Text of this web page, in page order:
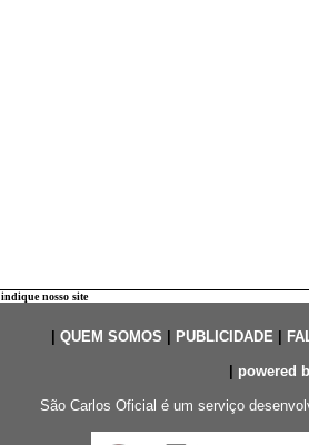
indique nosso site
QUEM SOMOS PUBLICIDADE|
powered
São Carlos Oficial é um serviço